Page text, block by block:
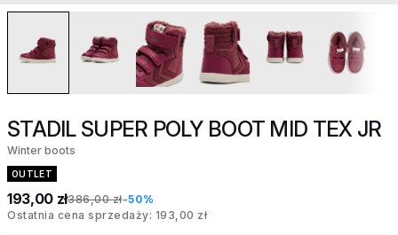
STADIL SUPER POLY BOOT MID TEX JR
Winter boots
OUTLET
193,00 zł386,00 zł-50%
Ostatnia cena sprzedaży: 193,00 zł